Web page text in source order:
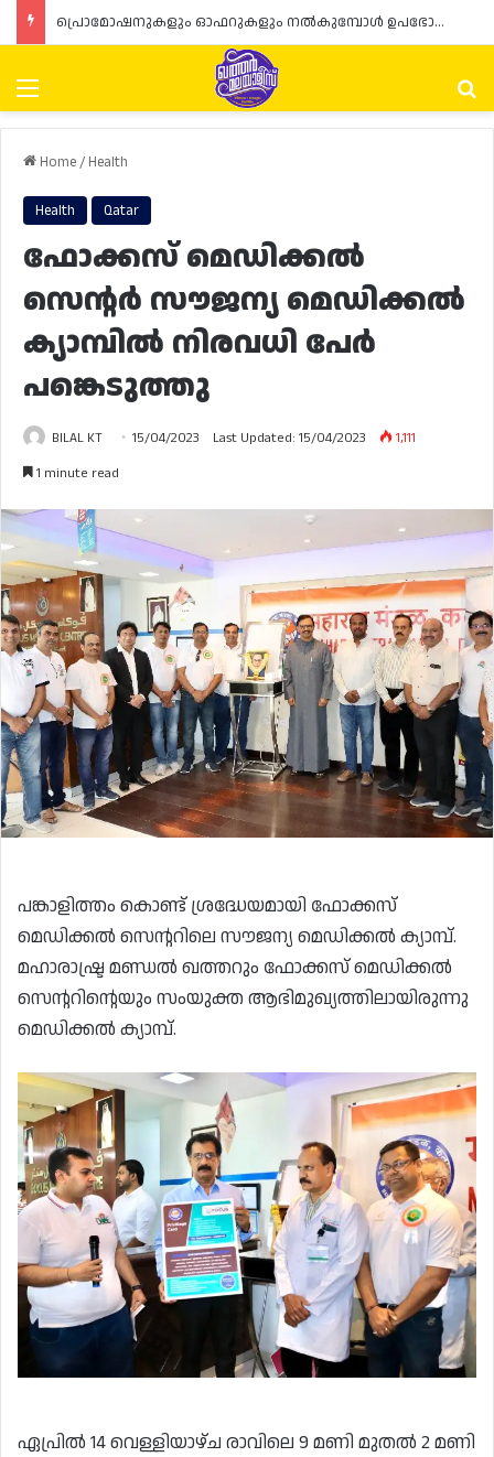
പ്രൊമോഷനുകളും ഓഫറുകളും നൽകുമ്പോൾ ഉപഭോക്താക്കളുടെ അവകാശങ്ങൾ ഉറപ്പാക്കണമെന്ന് ഖത്തർ വാണിജ്യ വ്യവസായ മന്ത്രാലയത്തിന്റെ (MoCI) നിർദ്ദേശം
Menu
Home/ Health
Health Qatar
ഫോക്കസ് മെഡിക്കൽ
സെന്റർ സൗജന്യ മെഡിക്കൽ
ക്യാമ്പിൽ നിരവധി പേർ
പങ്കെടുത്തു
BILAL KT 15/04/2023 Last Updated: 15/04/2023
1,111
1 minute read
പങ്കാളിത്തം കൊണ്ട് ശ്രദ്ധേയമായി ഫോക്കസ്
മെഡിക്കൽ സെൻ്ററിലെ സൗജന്യ മെഡിക്കൽ ക്യാമ്പ്.
മഹാരാഷ്ട്ര മണ്ഡൽ ഖത്തറും ഫോക്കസ് മെഡിക്കൽ
സെൻ്ററിൻ്റെയും സംയുക്ത ആഭിമുഖ്യത്തിലായിരുന്നു
മെഡിക്കൽ ക്യാമ്പ്.
ഏപ്രിൽ 14 വെള്ളിയാഴ്ച രാവിലെ 9 മണി മുതൽ 2 മണി